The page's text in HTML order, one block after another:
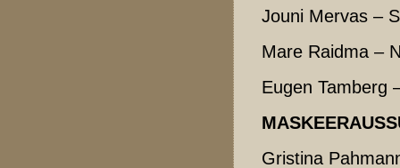
Jouni Mervas –
Mare Raidma –
Eugen Tamberg
Gristina